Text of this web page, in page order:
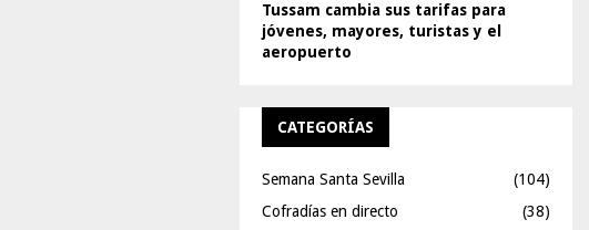
Tussam cambia sus tarifas para
jóvenes, mayores, turistas y el
aeropuerto
CATEGORÍAS
Semana Santa Sevilla
(104)
Cofradías en directo
(38)